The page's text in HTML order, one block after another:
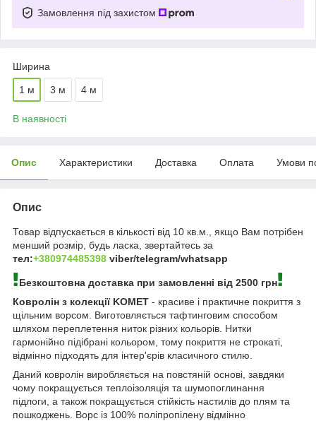
Замовлення під захистом
Ширина
1 м 3 м 4 м
В наявності
Опис Характеристики Доставка Оплата Умови
Опис
Товар відпускається в кількості від 10 кв.м., якщо Вам потрібен
менший розмір, будь ласка, звертайтесь за
тел:+380974485398 viber/telegram/whatsapp
Безкоштовна доставка при замовленні від 2500 грн
Ковролін з колекції KOMET - красиве і практичне покриття з
щільним ворсом. Виготовляється тафтинговим способом
шляхом переплетення ниток різних кольорів. Нитки
гармонійно підібрані кольором, тому покриття не строкаті,
відмінно підходять для інтер'єрів класичного стилю.
Даний ковролін виробляється на повстяній основі, завдяки
чому покращується теплоізоляція та шумопоглинання
підлоги, а також покращується стійкість настилів до плям та
пошкоджень. Ворс із 100% поліпропілену відмінно